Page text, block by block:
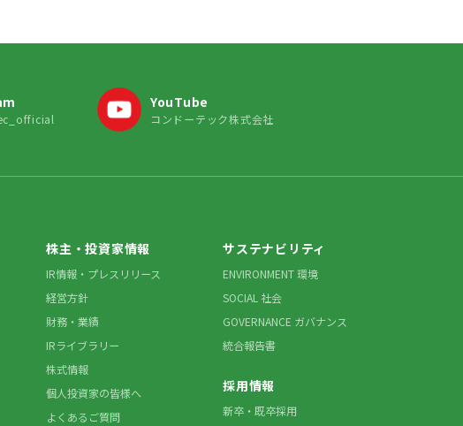
YouTube
コンドーテック株式会社
株主・投資家情報
IR情報・プレスリリース
経営方針
財務・業績
IRライブラリー
株式情報
個人投資家の皆様へ
よくあるご質問
サステナビリティ
ENVIRONMENT 環境
SOCIAL 社会
GOVERNANCE ガバナンス
統合報告書
採用情報
新卒・既卒採用